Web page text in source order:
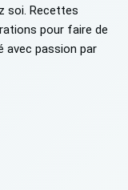
soi. Recettes
pour faire de
avec passion par